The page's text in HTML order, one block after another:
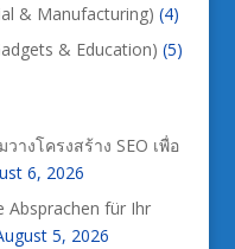
& Manufacturing) (4)
& Education) (5)
างโครงสร้าง SEO เพื่อ
6, 2026
Absprachen für Ihr
5, 2026